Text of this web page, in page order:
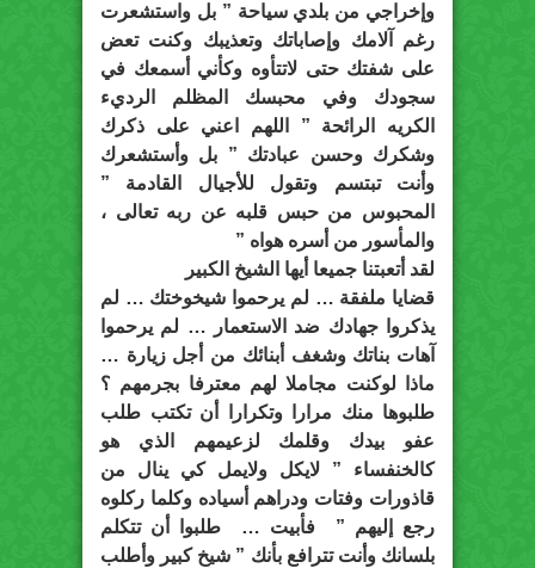
وإخراجي من بلدي سياحة ” بل واستشعرت
رغم آلامك وإصاباتك وتعذيبك وكنت تعض
على شفتك حتى لاتتأوه وكأني أسمعك في
سجودك وفي محبسك المظلم الرديء
الكريه الرائحة ” اللهم اعني على ذكرك
وشكرك وحسن عبادتك ” بل وأستشعرك
وأنت تبتسم وتقول للأجيال القادمة ”
المحبوس من حبس قلبه عن ربه تعالى ،
والمأسور من أسره هواه ”
لقد أتعبتنا جميعا أيها الشيخ الكبير
قضايا ملفقة … لم يرحموا شيخوختك … لم
يذكروا جهادك ضد الاستعمار … لم يرحموا
آهات بناتك وشغف أبنائك من أجل زيارة …
ماذا لوكنت مجاملا لهم معترفا بجرمهم ؟
طلبوها منك مرارا وتكرارا أن تكتب طلب
عفو بيدك وقلمك لزعيمهم الذي هو
كالخنفساء ” لايكل ولايمل كي ينال من
قاذورات وفتات ودراهم أسياده وكلما ركلوه
رجع إليهم ” فأبيت … طلبوا أن تتكلم
بلسانك وأنت تترافع بأنك ” شيخ كبير وأطلب